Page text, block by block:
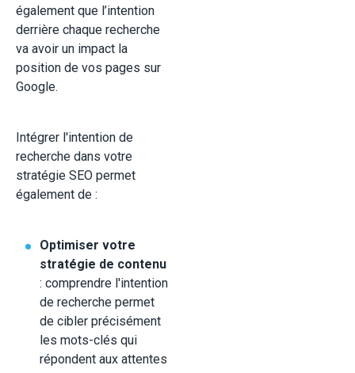
également que l’intention
derrière chaque recherche
va avoir un impact la
position de vos pages sur
Google.
Intégrer l'intention de
recherche dans votre
stratégie SEO permet
également de :
Optimiser votre
stratégie de contenu
: comprendre l'intention
de recherche permet
de cibler précisément
les mots-clés qui
répondent aux attentes